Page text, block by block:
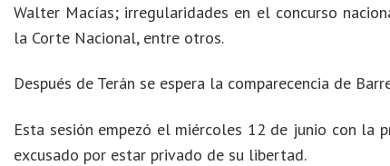
Walter Macías; irregularidades en el concurso
la Corte Nacional, entre otros.
Después de Terán se espera la comparecencia de
Esta sesión empezó el miércoles 12 de junio con la
excusado por estar privado de su libertad.